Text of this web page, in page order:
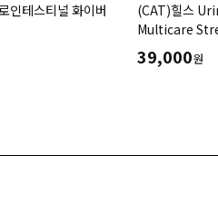
인테스티널 화이버
(CAT)힐스
Multicare
처방식,처방사료
39,000원